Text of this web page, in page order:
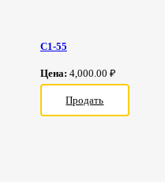
С1-55
Цена: 4,000.00 ₽
Продать